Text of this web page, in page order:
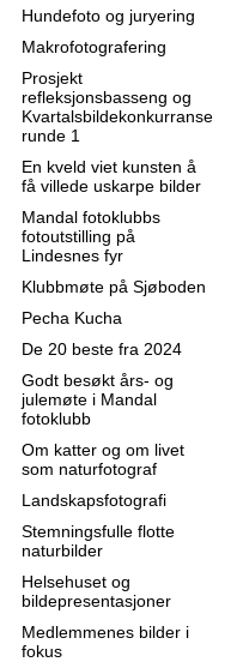
Hundefoto og juryering
Makrofotografering
Prosjekt
refleksjonsbasseng og
Kvartalsbildekonkurranse
runde 1
En kveld viet kunsten å
få villede uskarpe bilder
Mandal fotoklubbs
fotoutstilling på
Lindesnes fyr
Klubbmøte på Sjøboden
Pecha Kucha
De 20 beste fra 2024
Godt besøkt års- og
julemøte i Mandal
fotoklubb
Om katter og om livet
som naturfotograf
Landskapsfotografi
Stemningsfulle flotte
naturbilder
Helsehuset og
bildepresentasjoner
Medlemmenes bilder i
fokus